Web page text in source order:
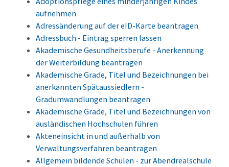
aufnehmen
Adressänderung auf der eID-Karte beantragen
Adressbuch - Eintrag sperren lassen
Akademische Gesundheitsberufe - Anerkennung
der Weiterbildung beantragen
Akademische Grade, Titel und Bezeichnungen bei
anerkannten Spätaussiedlern -
Gradumwandlungen beantragen
Akademische Grade, Titel und Bezeichnungen von
ausländischen Hochschulen führen
Akteneinsicht in und außerhalb von
Verwaltungsverfahren beantragen
Allgemein bildende Schulen - zur Abendrealschule